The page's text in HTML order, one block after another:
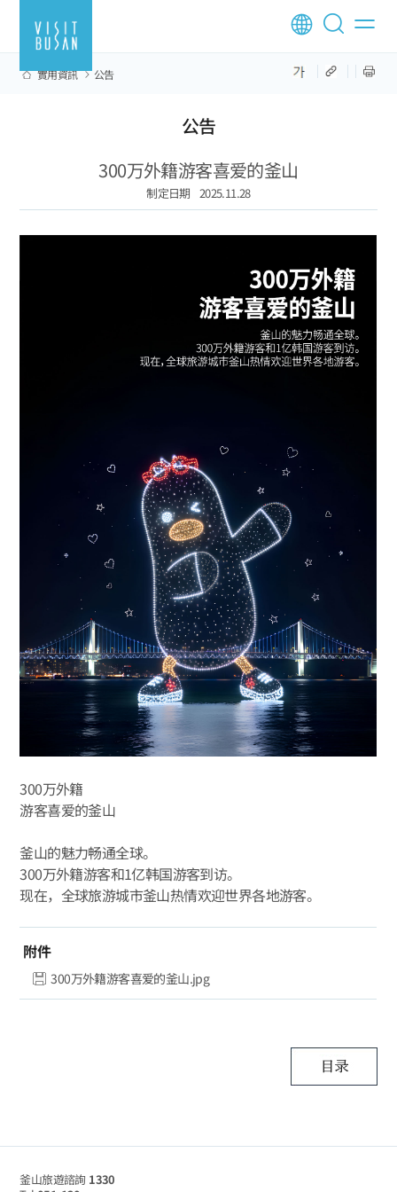
實用資訊 公告
公告
300万外籍游客喜爱的釜山
制定日期 2025.11.28
300万外籍
游客喜爱的釜山
釜山的魅力畅通全球。
300万外籍游客和1亿韩国游客到访。
现在，全球旅游城市釜山热情欢迎世界各地游客。
附件
300万外籍游客喜爱的釜山.jpg
釜山旅遊諮詢 1330